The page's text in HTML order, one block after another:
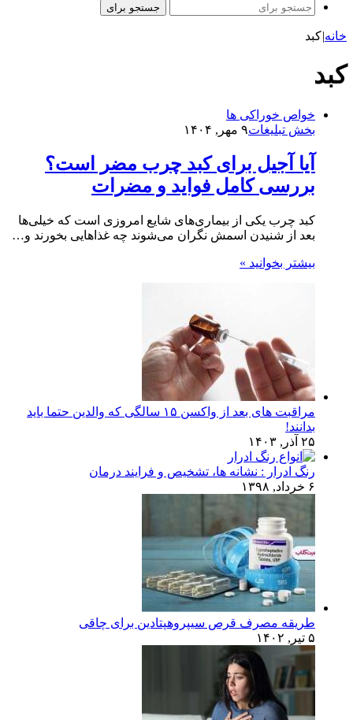
جستجو برای
خانه|کبد
کبد
خواص خوراکی ها
بخش تبلیغات۹ مهر, ۱۴۰۴
آیا آجیل برای کبد چرب مضر است؟
بررسی کامل فواید و مضرات
کبد چرب یکی از بیماری‌های شایع امروزی است که خیلی‌ها
بعد از شنیدن اسمش نگران می‌شوند چه غذاهایی بخورند و…
بیشتر بخوانید »
مراقبت های بعد از واکسن ۱۵ سالگی که والدین حتما باید
بدانند!
۲۵ آذر, ۱۴۰۳
رنگ ادرار : نشانه ها، تشخیص و فرایند درمان
۶ خرداد, ۱۳۹۸
طریقه مصرف قرص سیپروهپتادین برای چاقی
۵ تیر, ۱۴۰۲